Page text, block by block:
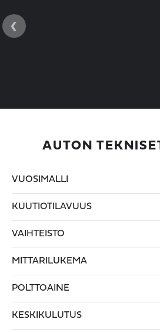
‹
AUTON
VUOSIMALLI
KUUTIOTILAVUUS
VAIHTEISTO
MITTARILUKEMA
POLTTOAINE
KESKIKULUTUS